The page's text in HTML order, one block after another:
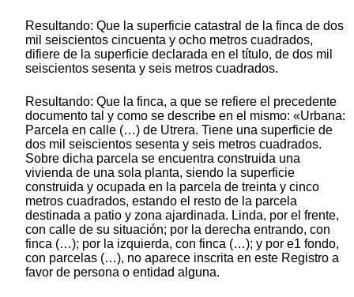
Resultando: Que la superficie catastral de la finca de dos
mil seiscientos cincuenta y ocho metros cuadrados,
difiere de la superficie declarada en el título, de dos mil
seiscientos sesenta y seis metros cuadrados.
Resultando: Que la finca, a que se refiere el precedente
documento tal y como se describe en el mismo: «Urbana:
Parcela en calle (…) de Utrera. Tiene una superficie de
dos mil seiscientos sesenta y seis metros cuadrados.
Sobre dicha parcela se encuentra construida una
vivienda de una sola planta, siendo la superficie
construida y ocupada en la parcela de treinta y cinco
metros cuadrados, estando el resto de la parcela
destinada a patio y zona ajardinada. Linda, por el frente,
con calle de su situación; por la derecha entrando, con
finca (…); por la izquierda, con finca (…); y por e1 fondo,
con parcelas (…), no aparece inscrita en este Registro a
favor de persona o entidad alguna.